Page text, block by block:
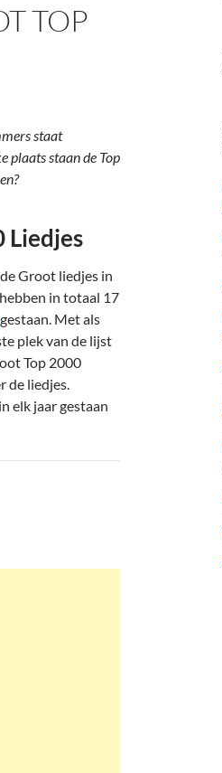
TOP
staat
plaats staan de Top
Liedjes
Groot liedjes in
in totaal 17
gestaan. Met als
plek van de lijst
Top 2000
de liedjes.
elk jaar gestaan